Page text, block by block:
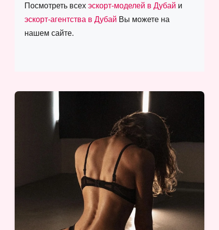
Посмотреть всех эскорт-моделей в Дубай и
эскорт-агентства в Дубай Вы можете на
нашем сайте.